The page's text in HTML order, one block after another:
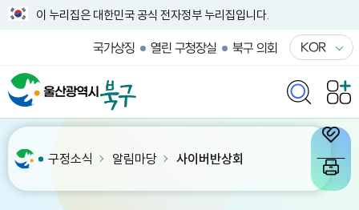
이 누리집은 대한민국 공식 전자정부 누리집입니다.
국가상징 열린 구청장실 북구 의회 KOR
구정소식 알림마당 사이버반상회